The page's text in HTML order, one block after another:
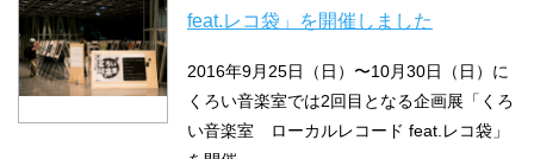
feat.レコ袋」を開催しました
2016年9月25日（日）〜10月30日（日）に
くろい音楽室では2回目となる企画展「くろ
い音楽室 ローカルレコード feat.レコ袋」